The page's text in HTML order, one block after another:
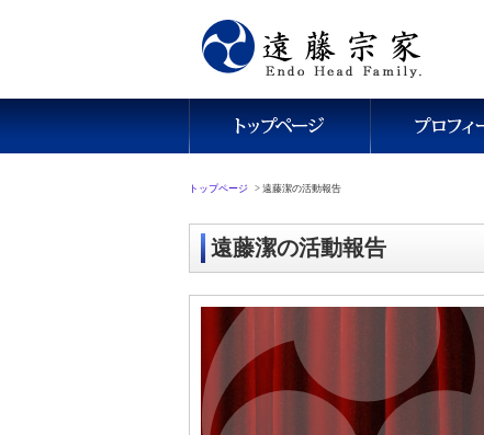
トップページ > 遠藤潔の活動報告
遠藤潔の活動報告